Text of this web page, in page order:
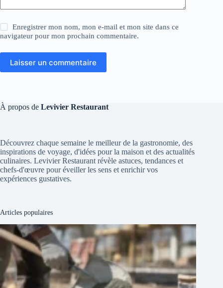
Enregistrer mon nom, mon e-mail et mon site dans ce
navigateur pour mon prochain commentaire.
Laisser un commentaire
À propos de Levivier Restaurant
Découvrez chaque semaine le meilleur de la gastronomie, des
inspirations de voyage, d'idées pour la maison et des actualités
culinaires. Levivier Restaurant révèle astuces, tendances et
chefs-d'œuvre pour éveiller les sens et enrichir vos
expériences gustatives.
Articles populaires